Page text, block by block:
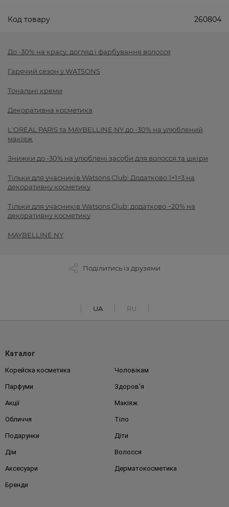
Код товару 260804
До -30% на красу, догляд і фарбування волосся
Гарячий сезон у WATSONS
Тональні креми
Декоративна косметика
L'OREAL PARIS та MAYBELLINE NY до -30% на улюблений
макіяж
Знижки до -30% на улюблені засоби для волосся та шкіри
Тільки для учасників Watsons Club: Додатково 1+1=3 на
декоративну косметику
Тільки для учасників Watsons Club: додатково −20% на
декоративну косметику
MAYBELLINE NY
Поділитись із друзями
UA RU
Каталог
Корейска косметика Чоловікам
Парфуми Здоров'я
Акції Макіяж
Обличчя Тіло
Подарунки Діти
Дім Волосся
Аксесуари Дерматокосметика
Бренди